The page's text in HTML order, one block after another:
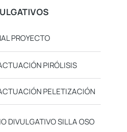
PROYECTO
PIRÓLISIS
PELETIZACIÓN
DIVULGATIVO SILLA OSO